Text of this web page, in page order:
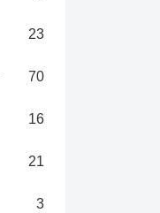
23
70
16
21
3